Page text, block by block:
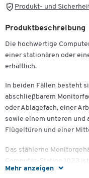
Produkt- und
Mehr anzeigen
Produktbeschreibung
Die hochwertige
einer stationären oder
erhältlich.
In beiden Fällen besteht
abschließbarem
oder Ablagefach, einer
sowie einem unteren und
Flügeltüren und einer
Das stählerne
Computer-Station 1023
und besitzt die